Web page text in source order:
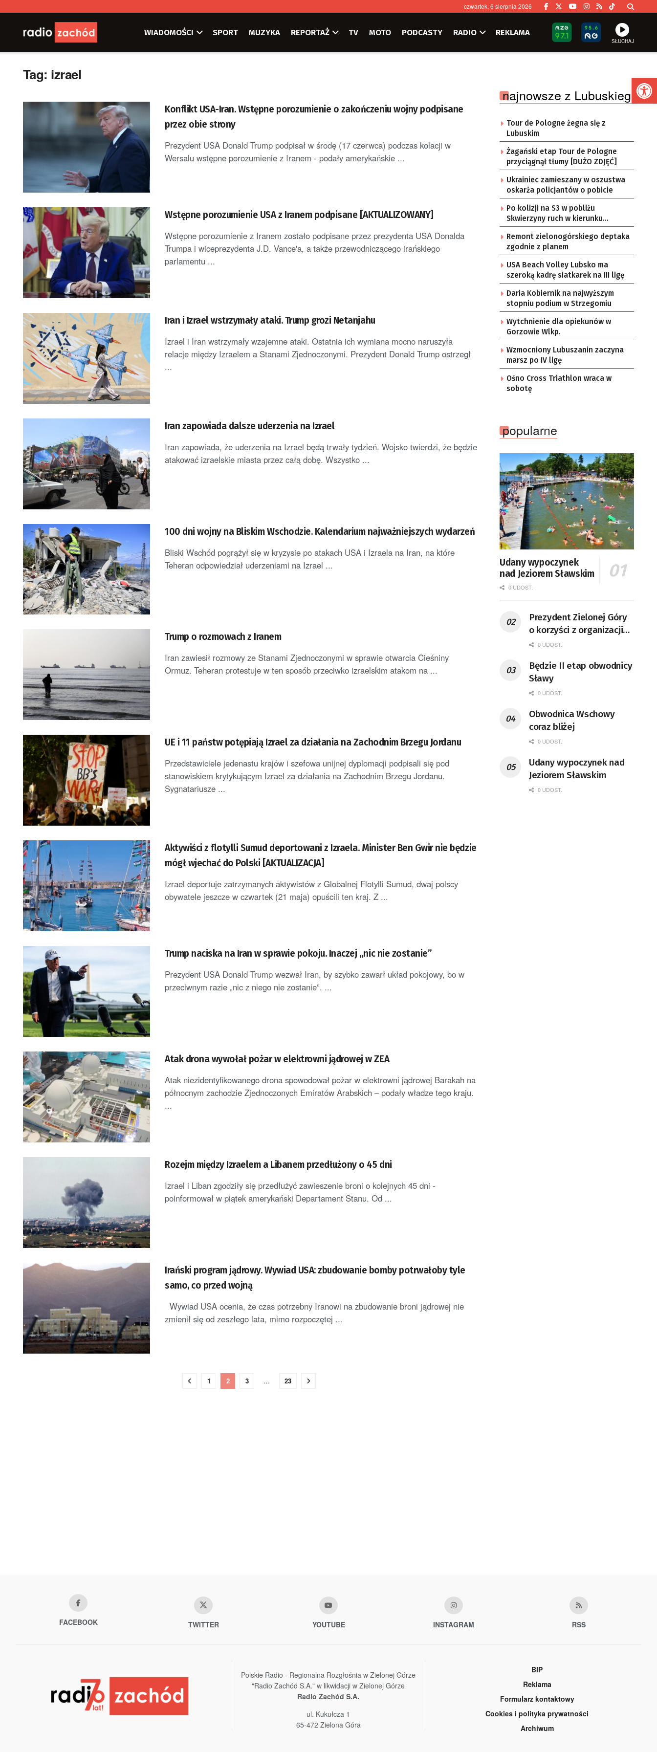
czwartek, 6 sierpnia 2026
WIADOMOŚCI SPORT MUZYKA REPORTAŻ TV MOTO PODCASTY RADIO REKLAMA
SŁUCHAJ
Tag: izrael
Konflikt USA-Iran. Wstępne porozumienie o zakończeniu wojny podpisane
przez obie strony
Prezydent USA Donald Trump podpisał w środę (17 czerwca) podczas kolacji w
Wersalu wstępne porozumienie z Iranem - podały amerykańskie ...
Wstępne porozumienie USA z Iranem podpisane [AKTUALIZOWANY]
Wstępne porozumienie z Iranem zostało podpisane przez prezydenta USA Donalda
Trumpa i wiceprezydenta J.D. Vance'a, a także przewodniczącego irańskiego
parlamentu ...
Iran i Izrael wstrzymały ataki. Trump grozi Netanjahu
Izrael i Iran wstrzymały wzajemne ataki. Ostatnia ich wymiana mocno naruszyła
relacje między Izraelem a Stanami Zjednoczonymi. Prezydent Donald Trump ostrzegł
...
Iran zapowiada dalsze uderzenia na Izrael
Iran zapowiada, że uderzenia na Izrael będą trwały tydzień. Wojsko twierdzi, że będzie
atakować izraelskie miasta przez całą dobę. Wszystko ...
100 dni wojny na Bliskim Wschodzie. Kalendarium najważniejszych wydarzeń
Bliski Wschód pogrążył się w kryzysie po atakach USA i Izraela na Iran, na które
Teheran odpowiedział uderzeniami na Izrael ...
Trump o rozmowach z Iranem
Iran zawiesił rozmowy ze Stanami Zjednoczonymi w sprawie otwarcia Cieśniny
Ormuz. Teheran protestuje w ten sposób przeciwko izraelskim atakom na ...
UE i 11 państw potępiają Izrael za działania na Zachodnim Brzegu Jordanu
Przedstawiciele jedenastu krajów i szefowa unijnej dyplomacji podpisali się pod
stanowiskiem krytykującym Izrael za działania na Zachodnim Brzegu Jordanu.
Sygnatariusze ...
Aktywiści z flotylli Sumud deportowani z Izraela. Minister Ben Gwir nie będzie
mógł wjechać do Polski [AKTUALIZACJA]
Izrael deportuje zatrzymanych aktywistów z Globalnej Flotylli Sumud, dwaj polscy
obywatele jeszcze w czwartek (21 maja) opuścili ten kraj. Z ...
Trump naciska na Iran w sprawie pokoju. Inaczej „nic nie zostanie”
Prezydent USA Donald Trump wezwał Iran, by szybko zawarł układ pokojowy, bo w
przeciwnym razie „nic z niego nie zostanie”. ...
Atak drona wywołał pożar w elektrowni jądrowej w ZEA
Atak niezidentyfikowanego drona spowodował pożar w elektrowni jądrowej Barakah na
północnym zachodzie Zjednoczonych Emiratów Arabskich – podały władze tego kraju.
...
Rozejm między Izraelem a Libanem przedłużony o 45 dni
Izrael i Liban zgodziły się przedłużyć zawieszenie broni o kolejnych 45 dni -
poinformował w piątek amerykański Departament Stanu. Od ...
Irański program jądrowy. Wywiad USA: zbudowanie bomby potrwałoby tyle
samo, co przed wojną
Wywiad USA ocenia, że czas potrzebny Iranowi na zbudowanie broni jądrowej nie
zmienił się od zeszłego lata, mimo rozpoczętej ...
1 2 3 … 23
najnowsze z Lubuskiego
Tour de Pologne żegna się z
Lubuskim
Żagański etap Tour de Pologne
przyciągnął tłumy [DUŻO ZDJĘĆ]
Ukrainiec zamieszany w oszustwa
oskarża policjantów o pobicie
Po kolizji na S3 w pobliżu
Skwierzyny ruch w kierunku
Gorzowa Wlkp. jednym pasem
Remont zielonogórskiego deptaka
zgodnie z planem
USA Beach Volley Lubsko ma
szeroką kadrę siatkarek na III ligę
Daria Kobiernik na najwyższym
stopniu podium w Strzegomiu
Wytchnienie dla opiekunów w
Gorzowie Wlkp.
Wzmocniony Lubuszanin zaczyna
marsz po IV ligę
Ośno Cross Triathlon wraca w
sobotę
popularne
Udany wypoczynek
nad Jeziorem Sławskim
0 UDOST.
Prezydent Zielonej Góry
o korzyści z organizacji
mety Tour de Pologne
0 UDOST.
Będzie II etap obwodnicy
Sławy
0 UDOST.
Obwodnica Wschowy
coraz bliżej
0 UDOST.
Udany wypoczynek nad
Jeziorem Sławskim
0 UDOST.
FACEBOOK TWITTER YOUTUBE INSTAGRAM RSS
Polskie Radio - Regionalna Rozgłośnia w Zielonej Górze
"Radio Zachód S.A." w likwidacji w Zielonej Górze
Radio Zachód S.A.
ul. Kukułcza 1
65-472 Zielona Góra
BIP
Reklama
Formularz kontaktowy
Cookies i polityka prywatności
Archiwum